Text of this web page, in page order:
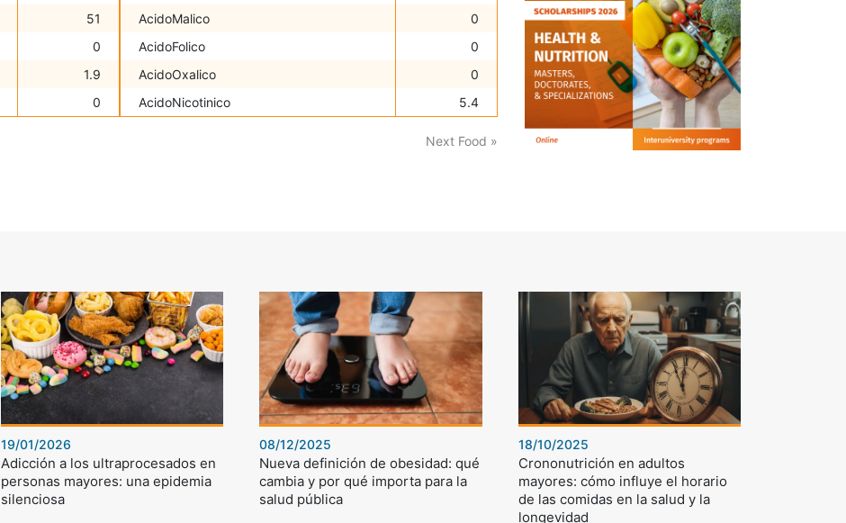
51
0
1.9
0
AcidoMalico
0
AcidoFolico
0
AcidoOxalico
0
AcidoNicotinico
5.4
Next Food »
19/01/2026
Adicción a los ultraprocesados en
personas mayores: una epidemia
silenciosa
08/12/2025
Nueva definición de obesidad: qué
cambia y por qué importa para la
salud pública
18/10/2025
Crononutrición en adultos
mayores: cómo influye el horario
de las comidas en la salud y la
longevidad